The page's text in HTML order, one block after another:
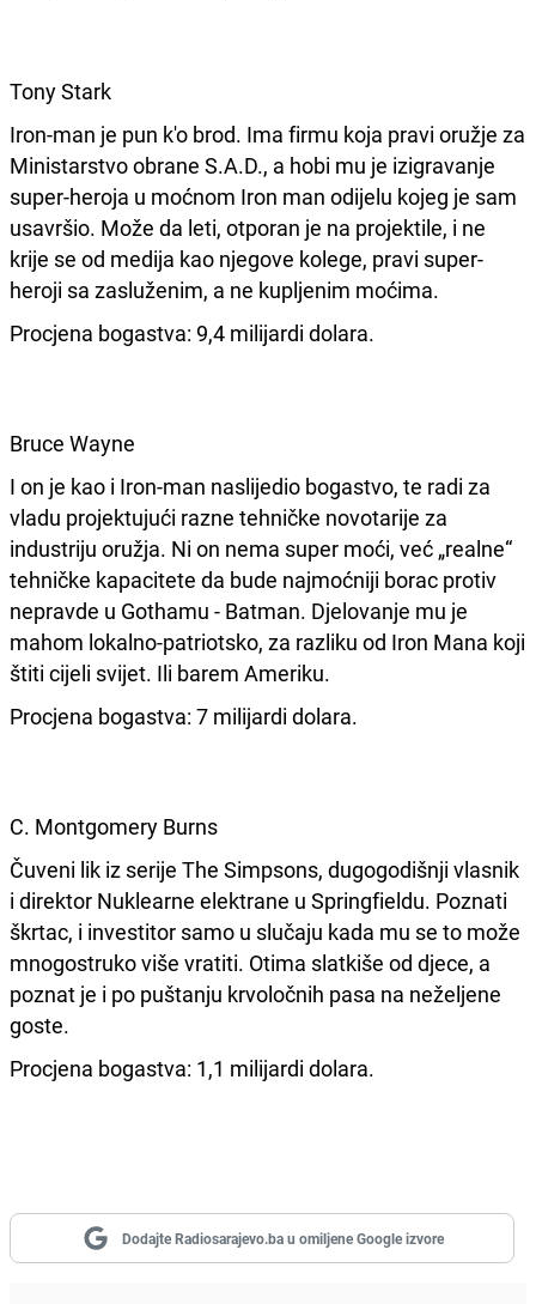
Tony Stark
Iron-man je pun k'o brod. Ima firmu koja pravi oružje za
Ministarstvo obrane S.A.D., a hobi mu je izigravanje
super-heroja u moćnom Iron man odijelu kojeg je sam
usavršio. Može da leti, otporan je na projektile, i ne
krije se od medija kao njegove kolege, pravi super-
heroji sa zasluženim, a ne kupljenim moćima.
Procjena bogastva: 9,4 milijardi dolara.
Bruce Wayne
I on je kao i Iron-man naslijedio bogastvo, te radi za
vladu projektujući razne tehničke novotarije za
industriju oružja. Ni on nema super moći, već „realne“
tehničke kapacitete da bude najmoćniji borac protiv
nepravde u Gothamu - Batman. Djelovanje mu je
mahom lokalno-patriotsko, za razliku od Iron Mana koji
štiti cijeli svijet. Ili barem Ameriku.
Procjena bogastva: 7 milijardi dolara.
C. Montgomery Burns
Čuveni lik iz serije The Simpsons, dugogodišnji vlasnik
i direktor Nuklearne elektrane u Springfieldu. Poznati
škrtac, i investitor samo u slučaju kada mu se to može
mnogostruko više vratiti. Otima slatkiše od djece, a
poznat je i po puštanju krvoločnih pasa na neželjene
goste.
Procjena bogastva: 1,1 milijardi dolara.
Dodajte Radiosarajevo.ba u omiljene Google izvore